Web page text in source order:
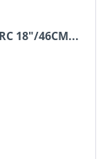
18"/46CM...